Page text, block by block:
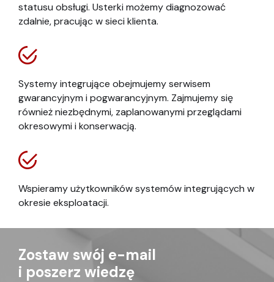
statusu obsługi. Usterki możemy diagnozować
zdalnie, pracując w sieci klienta.
Systemy integrujące obejmujemy serwisem
gwarancyjnym i pogwarancyjnym. Zajmujemy się
również niezbędnymi, zaplanowanymi przeglądami
okresowymi i konserwacją.
Wspieramy użytkowników systemów integrujących w
okresie eksploatacji.
Zostaw swój e-mail
i poszerz wiedzę